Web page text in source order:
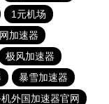
1元机场
加速器
极风加速器
暴雪加速器
外国加速器官网